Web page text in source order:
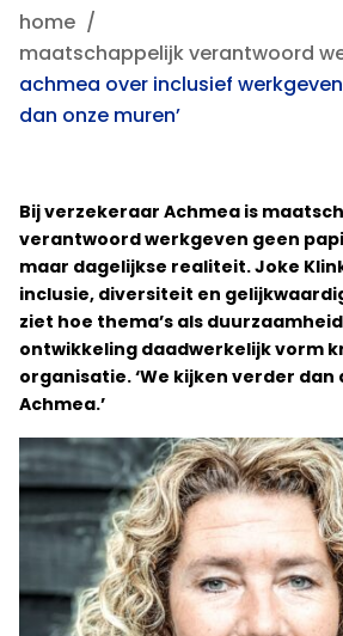
home
maatschappelijk verantwoord
achmea over inclusief
dan onze muren’
Bij verzekeraar Achmea is
verantwoord werkgeven geen
maar dagelijkse realiteit. Joke
inclusie, diversiteit en
ziet hoe thema’s als
ontwikkeling daadwerkelijk vorm
organisatie. ‘We kijken verder dan
Achmea.’